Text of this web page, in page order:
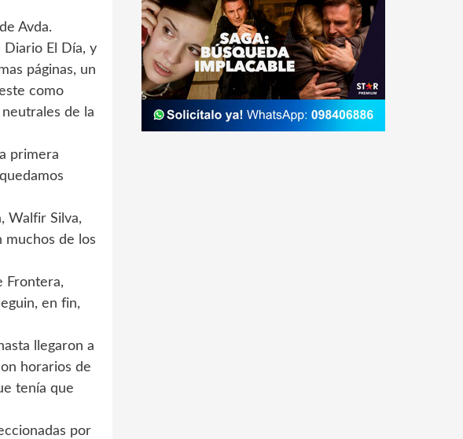
Avda.
Diario El Día, y
páginas, un
como
de la
primera
Walfir Silva,
muchos de los
Frontera,
en fin,
llegaron a
horarios de
tenía que
por